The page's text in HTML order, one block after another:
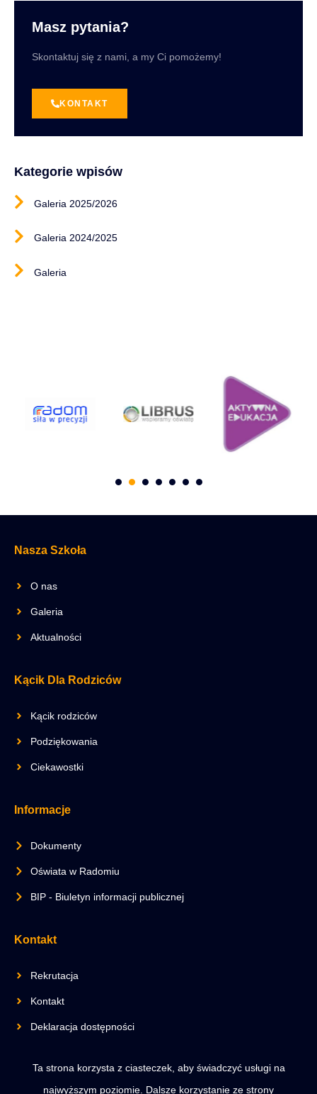
Masz pytania?
Skontaktuj się z nami, a my Ci pomożemy!
KONTAKT
Kategorie wpisów
Galeria 2025/2026
Galeria 2024/2025
Galeria
Nasza Szkoła
O nas
Galeria
Aktualności
Kącik Dla Rodziców
Kącik rodziców
Podziękowania
Ciekawostki
Informacje
Dokumenty
Oświata w Radomiu
BIP - Biuletyn informacji publicznej
Kontakt
Rekrutacja
Kontakt
Deklaracja dostępności
Copyright © 2025 All rights reserved.
Ta strona korzysta z ciasteczek, aby świadczyć usługi na
najwyższym poziomie. Dalsze korzystanie ze strony